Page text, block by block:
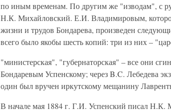
по иным временам. По другим же "изводам", с
Н.К. Михайловский. Е.И. Владимировым,
жизни и трудов Бондарева, произведен
всего было якобы шесть копий: три из них –
"министерская", "губернаторская" – все они
Бондаревым Успенскому; через B.C. Лебедева
один был вручен иркутскому мещанину
В начале мая 1884 г. Г.И. Успенский писал Н.К.